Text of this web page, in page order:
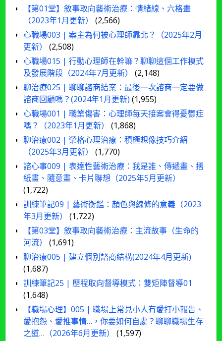
【第01堂】敘事取向藝術治療：情緒線、六格畫
（2023年1月更新）
(2,566)
心職場003 | 案主為何被心理師靠北？（2025年2月
更新）
(2,508)
心職場015 | 行動心理師在幹嘛？聊聊這個工作模式
及發展階段（2024年7月更新）
(2,148)
聊治療025 | 聊聊諮商結案：最後一次諮商一定要做
諮商回顧嗎？(2024年1月更新) (1,955)
心職場001 | 職業傷害：心理師每天接案會得憂鬱症
嗎？（2023年1月更新）
(1,868)
聊治療002 | 榮格心理治療：積極想像技巧介紹
（2025年3月更新）
(1,770)
諮心事009 | 表達性藝術治療：我是誰、傳遞畫、摺
紙畫、隨意畫、卡片聯想（2025年5月更新）
(1,722)
訓練筆記09 | 藝術衡鑑：顏色與線條的意義（2023
年3月更新）
(1,722)
【第03堂】敘事取向藝術治療：主流故事（生命的
河流）
(1,691)
聊治療005 | 建立個別諮商結構(2024年4月更新)
(1,687)
訓練筆記25 | 歷程取向督導模式：雙矩陣督導01
(1,648)
【職場心理】005 | 職場上常見小人有愛打小報告、
愛抱怨、愛推事情…，你要如何自處？聊聊職場生存
之道…（2026年6月更新）
(1,597)